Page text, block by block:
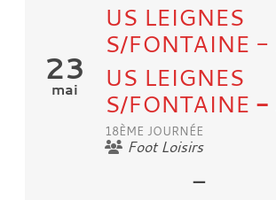
23
mai
US LEIGNES
S/FONTAINE -
US LEIGNES
S/FONTAINE -
18ÈME JOURNÉE
Foot Loisirs
-